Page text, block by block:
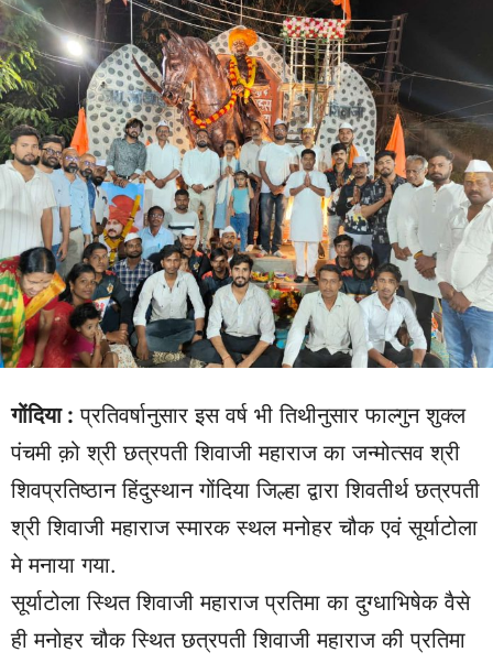
गोंदिया : प्रतिवर्षानुसार इस वर्ष भी तिथीनुसार फाल्गुन शुक्ल
पंचमी क़ो श्री छत्रपती शिवाजी महाराज का जन्मोत्सव श्री
शिवप्रतिष्ठान हिंदुस्थान गोंदिया जिल्हा द्वारा शिवतीर्थ छत्रपती
श्री शिवाजी महाराज स्मारक स्थल मनोहर चौक एवं सूर्याटोला
मे मनाया गया.
सूर्याटोला स्थित शिवाजी महाराज प्रतिमा का दुग्धाभिषेक वैसे
ही मनोहर चौक स्थित छत्रपती शिवाजी महाराज की प्रतिमा